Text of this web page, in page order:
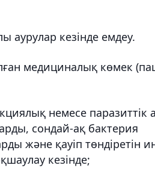
аурулар кезінде емдеу.
медициналық көмек
немесе паразиттік
сондай-ақ бактерия
және қауіп төндіретін
кезінде;